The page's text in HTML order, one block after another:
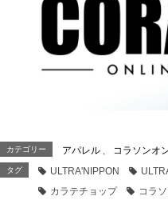
カテゴリー アパレル コラソンオ
タグ ULTRA'NIPPON
カラテチョップ
コラ